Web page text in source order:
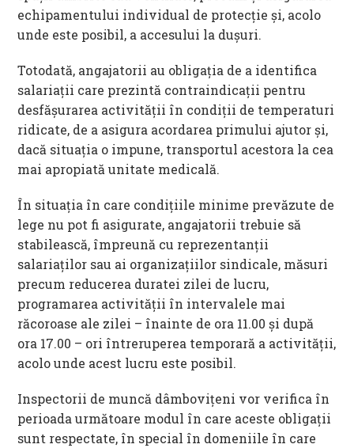
echipamentului individual de protecție și, acolo
unde este posibil, a accesului la dușuri.
Totodată, angajatorii au obligația de a identifica
salariații care prezintă contraindicații pentru
desfășurarea activității în condiții de temperaturi
ridicate, de a asigura acordarea primului ajutor și,
dacă situația o impune, transportul acestora la cea
mai apropiată unitate medicală.
În situația în care condițiile minime prevăzute de
lege nu pot fi asigurate, angajatorii trebuie să
stabilească, împreună cu reprezentanții
salariaților sau ai organizațiilor sindicale, măsuri
precum reducerea duratei zilei de lucru,
programarea activității în intervalele mai
răcoroase ale zilei – înainte de ora 11.00 și după
ora 17.00 – ori întreruperea temporară a activității,
acolo unde acest lucru este posibil.
Inspectorii de muncă dâmbovițeni vor verifica în
perioada următoare modul în care aceste obligații
sunt respectate, în special în domeniile în care